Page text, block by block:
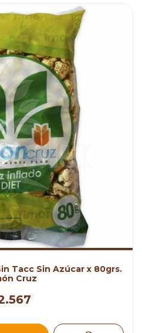
Tacc Sin Azúcar x 80grs.
Cruz